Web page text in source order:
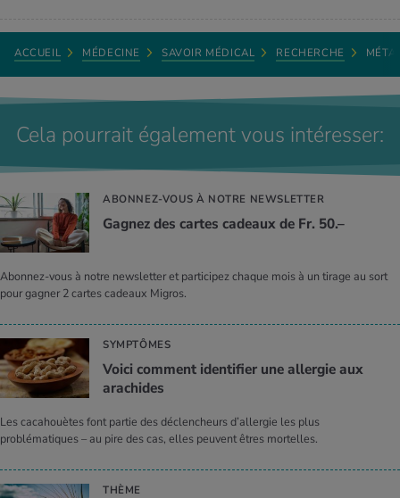
ACCUEIL MÉDECINE SAVOIR MÉDICAL RECHERCHE
Cela pourrait également vous intéresser:
ABONNEZ-VOUS À NOTRE NEWSLETTER
Gagnez des cartes cadeaux de Fr. 50.–
Abonnez-vous à notre newsletter et participez chaque mois à un tirage au sort
pour gagner 2 cartes cadeaux Migros.
SYMPTÔMES
Voici comment identifier une allergie aux
arachides
Les cacahouètes font partie des déclencheurs d’allergie les plus
problématiques – au pire des cas, elles peuvent êtres mortelles.
THÈME